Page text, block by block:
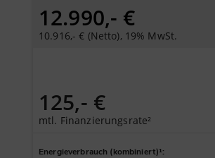
12.990,- €
10.916,- € (Netto), 19% MwSt.
125,- €
mtl. Finanzierungsrate²
Energieverbrauch (kombiniert)¹: